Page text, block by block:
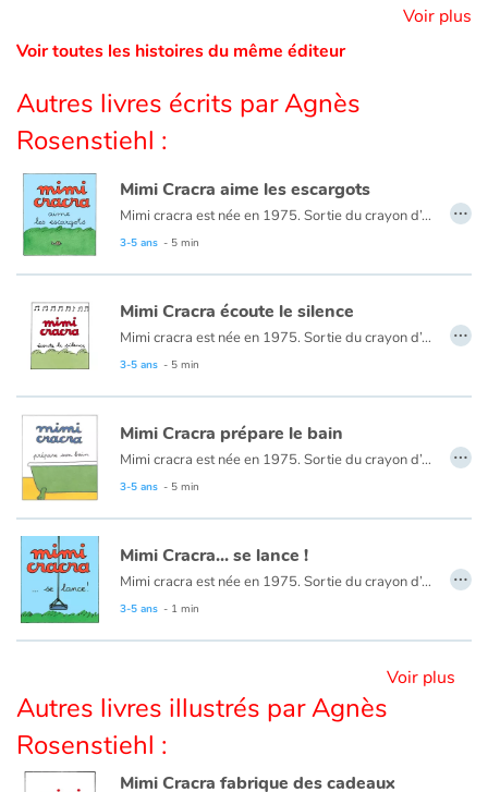
Écoles
Médiathèques
Vidéos & Tutoriaux
Blog
Actualités
Par thématique
Rencontres et témoignages
Contes d'ici et d'ailleurs
Autour de la lecture
Livre audio
Voir plus
Voir toutes les histoires du même éditeur
Autres livres écrits par Agnès
Rosenstiehl :
Mimi Cracra aime les escargots
Mimi cracra est née en 1975. Sortie du crayon d’Agnès Rosenstiehl pour le magazine “Pomme d’api”, cette petite fille aux joues roses et cheveux bruns à laquelle il est facile de s’identifier nous entraîne avec humour dans ses aventures quotidiennes.
3-5 ans - 5 min
…
Mimi Cracra écoute le silence
Mimi cracra est née en 1975. Sortie du crayon d’Agnès Rosenstiehl pour le magazine “Pomme d’api”, cette petite fille aux joues roses et cheveux bruns à laquelle il est facile de s’identifier nous entraîne avec humour dans ses aventures quotidiennes.
3-5 ans - 5 min
…
Mimi Cracra prépare le bain
Mimi cracra est née en 1975. Sortie du crayon d’Agnès Rosenstiehl pour le magazine “Pomme d’api”, cette petite fille aux joues roses et cheveux bruns à laquelle il est facile de s’identifier nous entraîne avec humour dans ses aventures quotidiennes.
3-5 ans - 5 min
…
Mimi Cracra... se lance !
Mimi cracra est née en 1975. Sortie du crayon d’Agnès Rosenstiehl pour le magazine “Pomme d’api”, cette petite fille aux joues roses et cheveux bruns à laquelle il est facile de s’identifier nous entraîne avec humour dans ses aventures quotidiennes.
3-5 ans - 1 min
…
Voir plus
Autres livres illustrés par Agnès
Rosenstiehl :
Mimi Cracra fabrique des cadeaux